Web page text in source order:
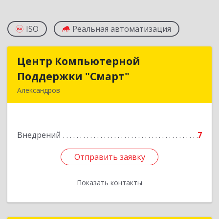
ISO Реальная автоматизация
Центр Компьютерной
Поддержки "Смарт"
Александров
Внедрений 7
Отправить заявку
Показать контакты
Центр Компьютерной
Поддержки "Смарт"